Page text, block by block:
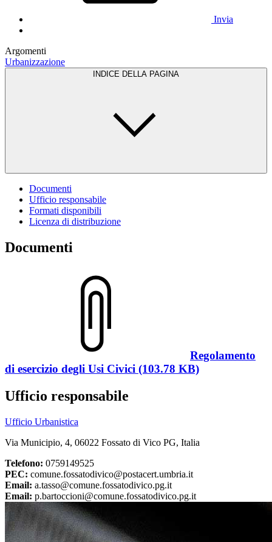
Invia
Argomenti
Urbanizzazione
INDICE DELLA PAGINA
Documenti
Ufficio responsabile
Formati disponibili
Licenza di distribuzione
Documenti
Regolamento
di esercizio degli Usi Civici (103.78 KB)
Ufficio responsabile
Ufficio Urbanistica
Via Municipio, 4, 06022 Fossato di Vico PG, Italia
Telefono: 0759149525
PEC: comune.fossatodivico@postacert.umbria.it
Email: a.tasso@comune.fossatodivico.pg.it
Email: p.bartoccioni@comune.fossatodivico.pg.it